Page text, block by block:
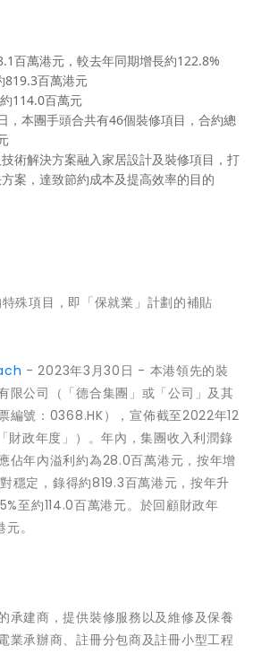
百萬港元，較去年同期增長約122.8%
819.3百萬港元
114.0百萬元
，本團手頭合共有46個裝修項目，合約總
術解決方案融入家居設計及裝修項目，打
案，達致節約成本及提高效率的目的
殊項目，即「保就業」計劃的補貼
- 2023年3月30日 - 本港領先的裝
限公司（「德合集團」或「公司」及其
編號：0368.HK），宣佈截至2022年12
財政年度」）。年內，集團收入利潤錄
佔年內溢利約為28.0百萬港元，按年增
穩定，錄得約819.3百萬港元，按年升
至約114.0百萬港元。於回顧財政年
。
承建商，提供裝修服務以及維修及保養
業承辦商、註冊分包商及註冊小型工程